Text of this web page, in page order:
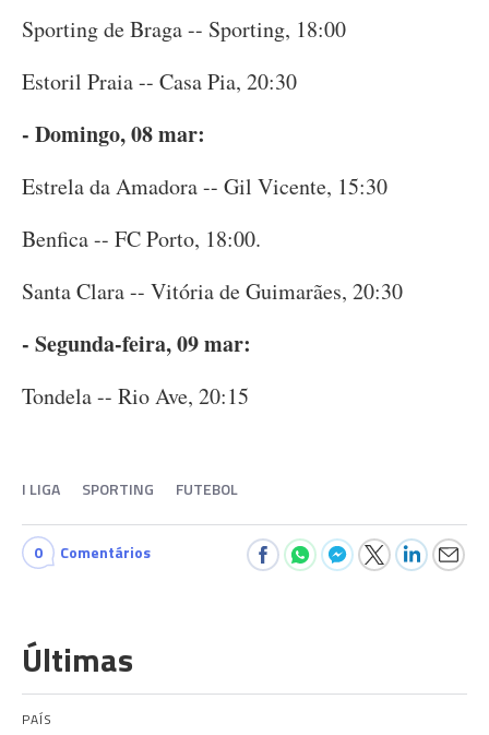
Sporting de Braga -- Sporting, 18:00
Estoril Praia -- Casa Pia, 20:30
- Domingo, 08 mar:
Estrela da Amadora -- Gil Vicente, 15:30
Benfica -- FC Porto, 18:00.
Santa Clara -- Vitória de Guimarães, 20:30
- Segunda-feira, 09 mar:
Tondela -- Rio Ave, 20:15
I LIGA SPORTING FUTEBOL
0 Comentários
Últimas
PAÍS